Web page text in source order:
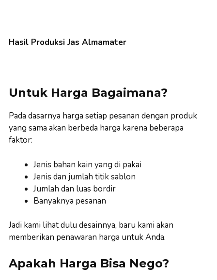
Hasil Produksi Jas Almamater
Untuk Harga Bagaimana?
Pada dasarnya harga setiap pesanan dengan produk
yang sama akan berbeda harga karena beberapa
faktor:
Jenis bahan kain yang di pakai
Jenis dan jumlah titik sablon
Jumlah dan luas bordir
Banyaknya pesanan
Jadi kami lihat dulu desainnya, baru kami akan
memberikan penawaran harga untuk Anda.
Apakah Harga Bisa Nego?